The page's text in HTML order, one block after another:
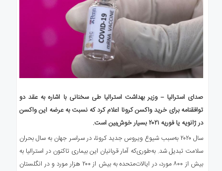
صدای استرالیا – وزیر بهداشت استرالیا طی سخنانی با اشاره به عقد دو
توافقنامه برای خرید واکسن کرونا اعلام کرد که نسبت به عرضه این واکسن
در ژانویه یا فوریه ۲۰۲۱ بسیار خوش‌بین است.
سال ۲۰۲۰ به‌سبب شیوع ویروس جدید کرونا، در سراسر جهان به سال بحران
سلامت تبدیل شد. به‌طوری‌که آمار قربانیان این بیماری تاکنون در استرالیا به
بیش از ۸۰۰ مورد، در ایالات‌متحده به بیش از ۲۰۰ هزار مورد و در انگلستان